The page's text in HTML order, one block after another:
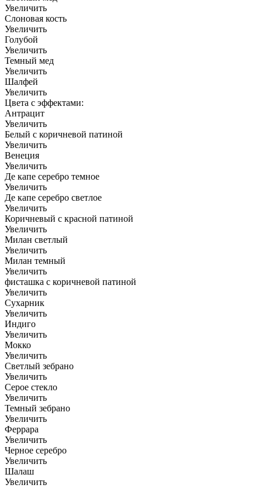
Увеличить
Слоновая кость
Увеличить
Голубой
Увеличить
Темный мед
Увеличить
Шалфей
Увеличить
Цвета с эффектами:
Антрацит
Увеличить
Белый с коричневой патиной
Увеличить
Венеция
Увеличить
Де капе серебро темное
Увеличить
Де капе серебро светлое
Увеличить
Коричневый с красной патиной
Увеличить
Милан светлый
Увеличить
Милан темный
Увеличить
фисташка с коричневой патиной
Увеличить
Сухарник
Увеличить
Индиго
Увеличить
Мокко
Увеличить
Светлый зебрано
Увеличить
Серое стекло
Увеличить
Темный зебрано
Увеличить
Феррара
Увеличить
Черное серебро
Увеличить
Шалаш
Увеличить